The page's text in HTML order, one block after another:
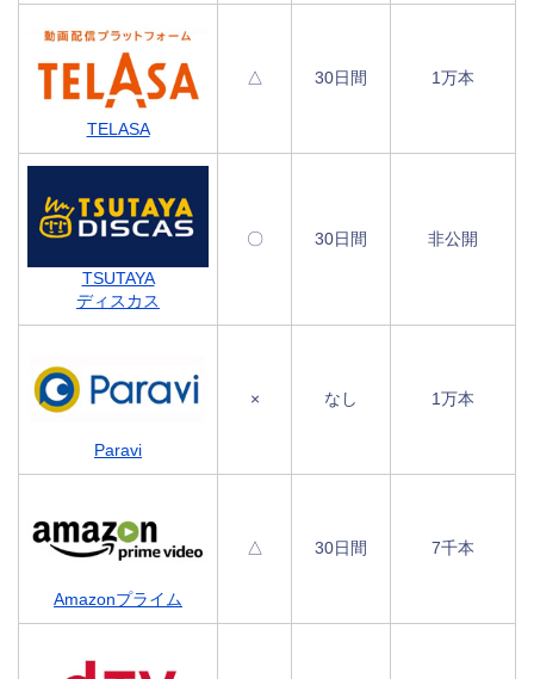
TELASA
△ 30日間 1万本
TSUTAYA
ディスカス
〇 30日間 非公開
Paravi
× なし 1万本
Amazonプライム
△ 30日間 7千本